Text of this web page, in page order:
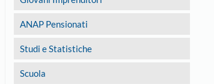
ANAP Pensionati
Studi e Statistiche
Scuola